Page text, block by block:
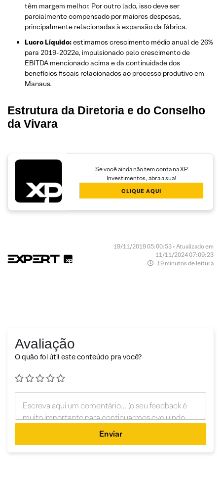
têm margem melhor. Por outro lado, isso deve ser
parcialmente compensado por maiores despesas,
principalmente relacionadas à expansão da fábrica.
Lucro Líquido:estimamos crescimento médio anual de 26%
para 2019-2022e, impulsionado pelo crescimento de
EBITDA mencionado acima e da continuidade dos
benefícios fiscais relacionados ao processo produtivo em
Manaus.
Estrutura da Diretoria e do Conselho
da Vivara
Se você ainda não tem conta na XP
Investimentos, abra a sua!
CLIQUE AQUI
19/11/2019 05:00:53 • Atualizado em
11/11/2024 07:09:23
19 minutos de leitura
Avaliação
O quão foi útil este conteúdo pra você?
Enviar